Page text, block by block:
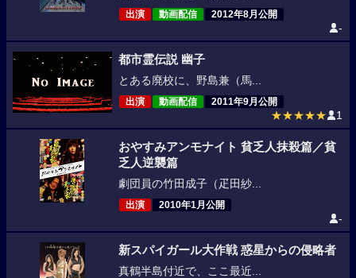
出演 動画配信 2012年8月公開
-
都市霊伝説 幽子
とある廃校に、野島兼（馬...
出演 動画配信 2011年9月公開
★★★★★ 1
おやすみアンモナイト 貧乏人抹殺篇／貧
乏人逆襲篇
劇団員の竹田成子（疋田紗...
出演 2010年1月公開
-
新スパイガール大作戦 惑星からの侵略者
真鶴半島付近で、ここ最近...